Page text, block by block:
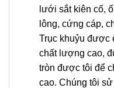
lưới sắt kiên cố,
lông, cứng cáp,
Trục khuỷu được
chất lượng cao,
tròn được tôi để
cao. Chúng tôi